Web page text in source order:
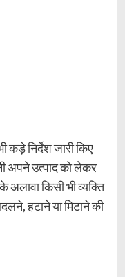
निर्देश जारी किए
अपने उत्पाद को लेकर
किसी भी व्यक्ति
हटाने या मिटाने की